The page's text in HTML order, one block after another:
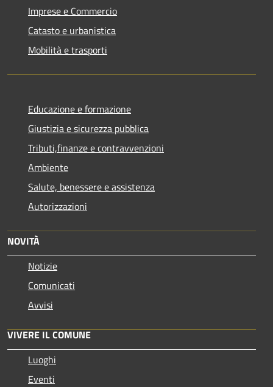
Imprese e Commercio
Catasto e urbanistica
Mobilità e trasporti
Educazione e formazione
Giustizia e sicurezza pubblica
Tributi,finanze e contravvenzioni
Ambiente
Salute, benessere e assistenza
Autorizzazioni
NOVITÀ
Notizie
Comunicati
Avvisi
VIVERE IL COMUNE
Luoghi
Eventi